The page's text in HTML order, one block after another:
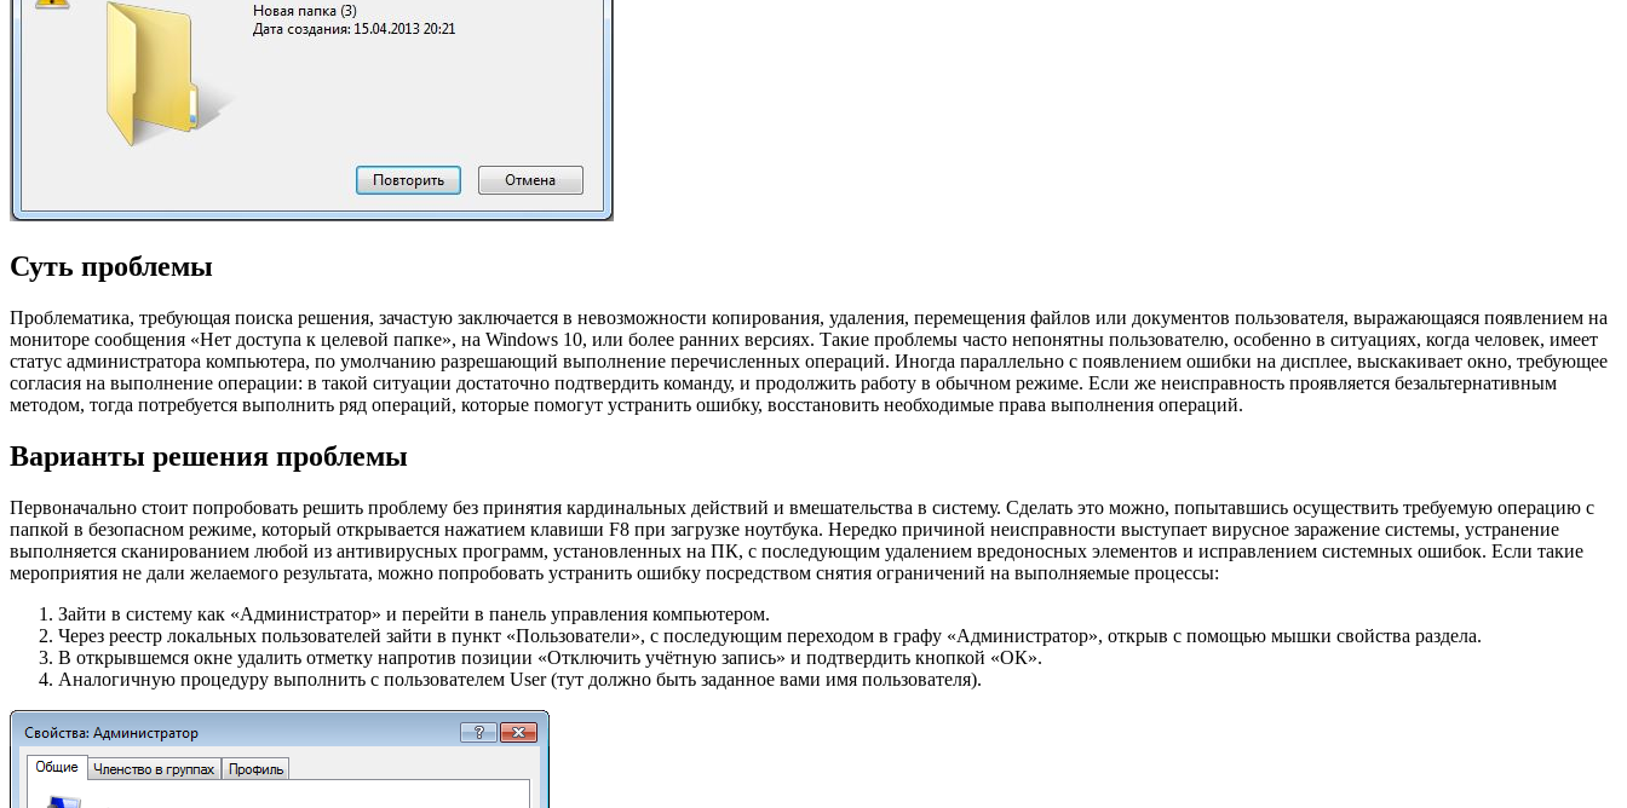
Суть проблемы
Проблематика, требующая поиска решения, зачастую заключается в невозможности копирования, удаления, перемещения файлов или документов пользователя, выражающаяся появлением на
мониторе сообщения «Нет доступа к целевой папке», на Windows 10, или более ранних версиях. Такие проблемы часто непонятны пользователю, особенно в ситуациях, когда человек, имеет
статус администратора компьютера, по умолчанию разрешающий выполнение перечисленных операций. Иногда параллельно с появлением ошибки на дисплее, выскакивает окно, требующее
согласия на выполнение операции: в такой ситуации достаточно подтвердить команду, и продолжить работу в обычном режиме. Если же неисправность проявляется безальтернативным
методом, тогда потребуется выполнить ряд операций, которые помогут устранить ошибку, восстановить необходимые права выполнения операций.
Варианты решения проблемы
Первоначально стоит попробовать решить проблему без принятия кардинальных действий и вмешательства в систему. Сделать это можно, попытавшись осуществить требуемую операцию с
папкой в безопасном режиме, который открывается нажатием клавиши F8 при загрузке ноутбука. Нередко причиной неисправности выступает вирусное заражение системы, устранение
выполняется сканированием любой из антивирусных программ, установленных на ПК, с последующим удалением вредоносных элементов и исправлением системных ошибок. Если такие
мероприятия не дали желаемого результата, можно попробовать устранить ошибку посредством снятия ограничений на выполняемые процессы:
Зайти в систему как «Администратор» и перейти в панель управления компьютером.
Через реестр локальных пользователей зайти в пункт «Пользователи», с последующим переходом в графу «Администратор», открыв с помощью мышки свойства раздела.
В открывшемся окне удалить отметку напротив позиции «Отключить учётную запись» и подтвердить кнопкой «ОК».
Аналогичную процедуру выполнить с пользователем User (тут должно быть заданное вами имя пользователя).